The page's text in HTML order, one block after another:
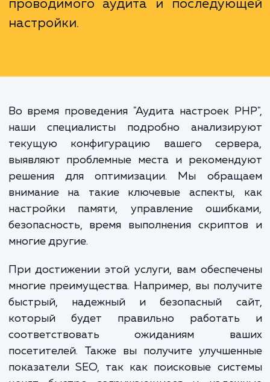
безопасность, правильность
кода, улучшение позиций в
пользователей.
обеспечивают высокое
проводимого аудита и
настройки.
наши специалисты подробно
текущую конфигурацию вашего
выявляют проблемные места и
решения для оптимизации. Мы
внимание на такие ключевые аспекты,
настройки памяти, управление